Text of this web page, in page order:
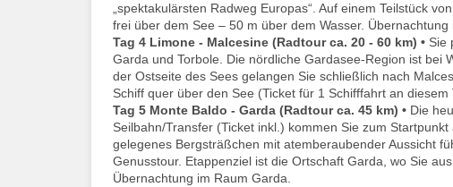
„spektakulärsten Radweg Europas“. Auf einem Teilstück
frei über dem See – 50 m über dem Wasser. Übernachtung
Tag 4 Limone - Malcesine (Radtour ca. 20 - 60 km) • Sie
Garda und Torbole. Die nördliche Gardasee-Region ist bei
der Ostseite des Sees gelangen Sie schließlich nach
Schiff quer über den See (Ticket für 1 Schifffahrt an
Tag 5 Monte Baldo - Garda (Radtour ca. 45 km) • Die
Seilbahn/Transfer (Ticket inkl.) kommen Sie zum
gelegenes Bergsträßchen mit atemberaubender Aussicht
Genusstour. Etappenziel ist die Ortschaft Garda, wo Sie
Übernachtung im Raum Garda.